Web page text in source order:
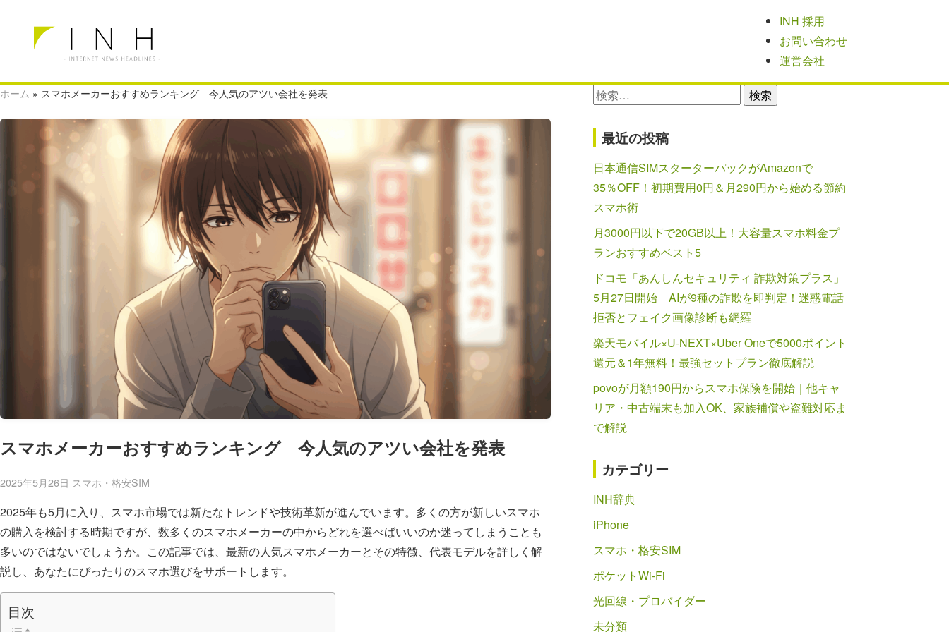
INH 採用
お問い合わせ
運営会社
ホーム » スマホメーカーおすすめランキング 今人気のアツい会社を発表
スマホメーカーおすすめランキング 今人気のアツい会社を発表
2025年5月26日 スマホ・格安SIM
2025年も5月に入り、スマホ市場では新たなトレンドや技術革新が進んでいます。多くの方が新しいスマホ
の購入を検討する時期ですが、数多くのスマホメーカーの中からどれを選べばいいのか迷ってしまうことも
多いのではないでしょうか。この記事では、最新の人気スマホメーカーとその特徴、代表モデルを詳しく解
説し、あなたにぴったりのスマホ選びをサポートします。
目次
検
最近の投稿
日本通信SIMスターターパックがAmazonで
35％OFF！初期費用0円＆月290円から始める節約
スマホ術
月3000円以下で20GB以上！大容量スマホ料金プ
ランおすすめベスト5
ドコモ「あんしんセキュリティ 詐欺対策プラス」
5月27日開始 AIが9種の詐欺を即判定！迷惑電話
拒否とフェイク画像診断も網羅
楽天モバイル×U-NEXT×Uber Oneで5000ポイント
還元＆1年無料！最強セットプラン徹底解説
povoが月額190円からスマホ保険を開始｜他キャ
リア・中古端末も加入OK、家族補償や盗難対応ま
で解説
カテゴリー
INH辞典
iPhone
スマホ・格安SIM
ポケットWi-Fi
光回線・プロバイダー
未分類